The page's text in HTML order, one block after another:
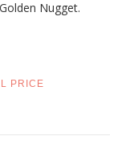
Nugget.
PRICE